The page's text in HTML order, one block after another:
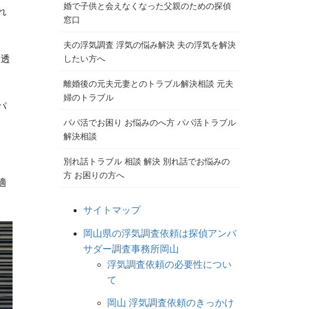
婚で子供と会えなくなった父親のための探偵
窓口
夫の浮気調査 浮気の悩み解決 夫の浮気を解決
したい方へ
離婚後の元夫元妻とのトラブル解決相談 元夫
婦のトラブル
パパ活でお困り お悩みのへ方 パパ活トラブル
解決相談
別れ話トラブル 相談 解決 別れ話でお悩みの
方 お困りの方へ
サイトマップ
岡山県の浮気調査依頼は探偵アンバ
サダー調査事務所岡山
浮気調査依頼の必要性につい
て
岡山 浮気調査依頼のきっかけ